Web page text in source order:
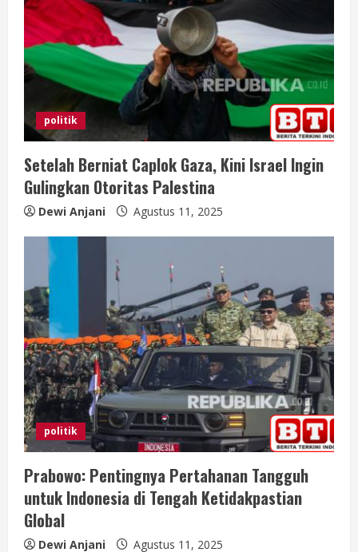
politik
Setelah Berniat Caplok Gaza, Kini Israel Ingin
Gulingkan Otoritas Palestina
Dewi Anjani Agustus 11, 2025
politik
Prabowo: Pentingnya Pertahanan Tangguh
untuk Indonesia di Tengah Ketidakpastian
Global
Dewi Anjani Agustus 11, 2025